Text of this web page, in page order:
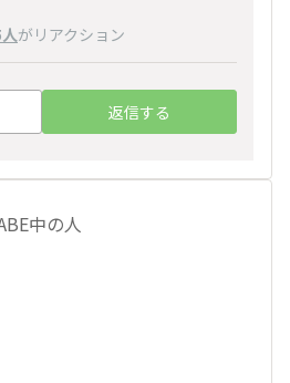
がリアクション
返信する
中の人